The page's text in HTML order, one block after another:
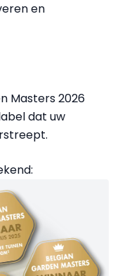
en
Masters 2026
dat uw